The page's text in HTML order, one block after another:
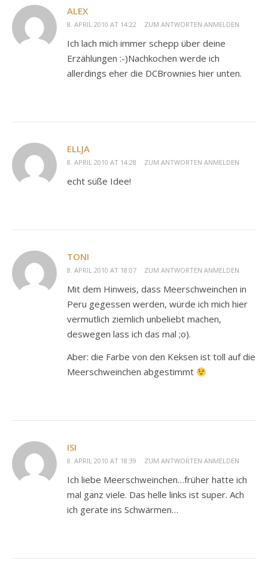
ALEX
8. APRIL 2010 AT 14:22 ZUM ANTWORTEN ANMELDEN
Ich lach mich immer schepp über deine
Erzählungen :-)Nachkochen werde ich
allerdings eher die DCBrownies hier unten.
ELLJA
8. APRIL 2010 AT 14:28 ZUM ANTWORTEN ANMELDEN
echt süße Idee!
TONI
8. APRIL 2010 AT 18:07 ZUM ANTWORTEN ANMELDEN
Mit dem Hinweis, dass Meerschweinchen in
Peru gegessen werden, würde ich mich hier
vermutlich ziemlich unbeliebt machen,
deswegen lass ich das mal ;o).
Aber: die Farbe von den Keksen ist toll auf die
Meerschweinchen abgestimmt
ISI
8. APRIL 2010 AT 18:39 ZUM ANTWORTEN ANMELDEN
Ich liebe Meerschweinchen…früher hatte ich
mal ganz viele. Das helle links ist super. Ach
ich gerate ins Schwärmen…